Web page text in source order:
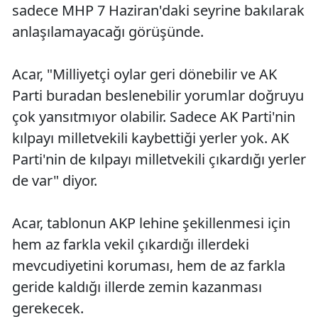
sadece MHP 7 Haziran'daki seyrine bakılarak
anlaşılamayacağı görüşünde.
Acar, "Milliyetçi oylar geri dönebilir ve AK
Parti buradan beslenebilir yorumlar doğruyu
çok yansıtmıyor olabilir. Sadece AK Parti'nin
kılpayı milletvekili kaybettiği yerler yok. AK
Parti'nin de kılpayı milletvekili çıkardığı yerler
de var" diyor.
Acar, tablonun AKP lehine şekillenmesi için
hem az farkla vekil çıkardığı illerdeki
mevcudiyetini koruması, hem de az farkla
geride kaldığı illerde zemin kazanması
gerekecek.